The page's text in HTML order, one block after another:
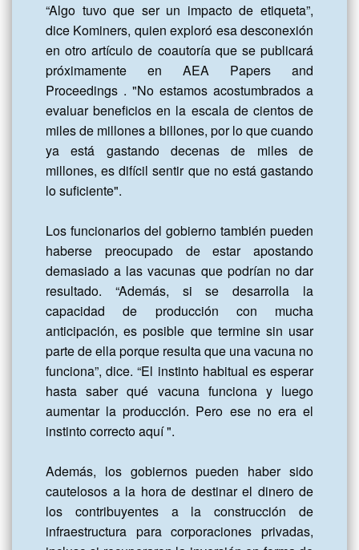
“Algo tuvo que ser un impacto de etiqueta”,
dice Kominers, quien exploró esa desconexión
en otro artículo de coautoría que se publicará
próximamente en AEA Papers and
Proceedings . "No estamos acostumbrados a
evaluar beneficios en la escala de cientos de
miles de millones a billones, por lo que cuando
ya está gastando decenas de miles de
millones, es difícil sentir que no está gastando
lo suficiente".
Los funcionarios del gobierno también pueden
haberse preocupado de estar apostando
demasiado a las vacunas que podrían no dar
resultado. “Además, si se desarrolla la
capacidad de producción con mucha
anticipación, es posible que termine sin usar
parte de ella porque resulta que una vacuna no
funciona”, dice. “El instinto habitual es esperar
hasta saber qué vacuna funciona y luego
aumentar la producción. Pero ese no era el
instinto correcto aquí ".
Además, los gobiernos pueden haber sido
cautelosos a la hora de destinar el dinero de
los contribuyentes a la construcción de
infraestructura para corporaciones privadas,